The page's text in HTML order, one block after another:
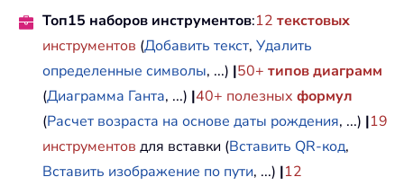
Топ15 наборов инструментов:12 текстовых
инструментов (Добавить текст, Удалить
определенные символы, ...) |50+ типов диаграмм
(Диаграмма Ганта, ...) |40+ полезных формул
(Расчет возраста на основе даты рождения, ...) |19
инструментов для вставки (Вставить QR-код,
Вставить изображение по пути, ...) |12